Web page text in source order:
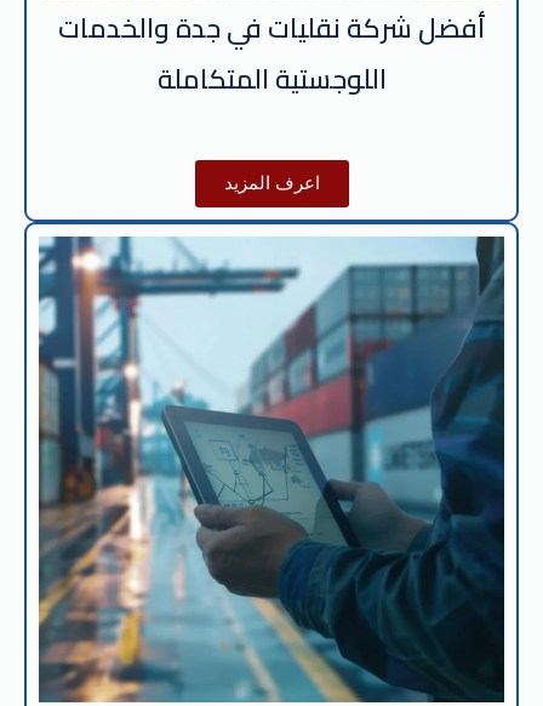
أفضل شركة نقليات في جدة والخدمات
اللوجستية المتكاملة
اعرف المزيد